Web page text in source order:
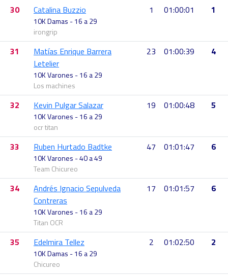
30 Catalina Buzzio
10K Damas - 16 a 29
irongrip
1 01:00:01 1
31
Matías Enrique Barrera
Letelier
10K Varones - 16 a 29
Los machines
23 01:00:39 4
32 Kevin Pulgar Salazar
10K Varones - 16 a 29
ocr titan
19 01:00:48 5
33 Ruben Hurtado Badtke
10K Varones - 40 a 49
Team Chicureo
47 01:01:47 6
34
Andrés Ignacio Sepulveda
Contreras
10K Varones - 16 a 29
Titan OCR
17 01:01:57 6
35 Edelmira Tellez
10K Damas - 16 a 29
Chicureo
2 01:02:50 2